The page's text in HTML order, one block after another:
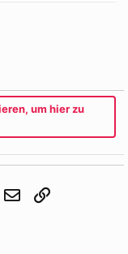
um hier zu
WhatsApp
E-Mail